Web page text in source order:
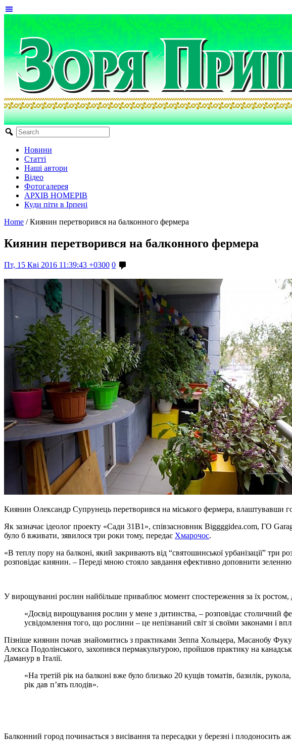
Новини
Статті
Наші автори
Відео
Фотогалерея
АРХІВ НОМЕРІВ
Куди піти в Ірпені
Home / Киянин перетворився на балконного фермера
Киянин перетворився на балконного фермера
Пт, 15 Кві 2016 11:39:43 +0300 0
Киянин Олександр Супрунець перетворився на міського фермера, влаштувавши
Як зазначає ідеолог проекту «Cади 31В1», співзасновник Biggggidea.com, ГО
було б вживати, зявилося три роки тому, передає Хмарочос.
«В теплу пору на балконі, який закривають від “святошинської урбанізації” три
розповідає киянин. – Переді мною стояло завдання ефективно доповнити зеленню
У вирощуванні рослин найбільше приваблює момент спостереження за їх ростом,
«Досвід вирощування рослин у мене з дитинства, – розповідає столичний
усвідомлення того, що рослини – це непізнаний світ зі своїми законами і
Пізніше киянин почав знайомитись з практиками Зеппа Хольцера, Масанобу
Алєкса Подолінського, захопився пермакультурою, пройшов практику на
Даманур в Італії.
«На третій рік на балконі вже було близько 20 кущів томатів, базилік,
рік дав п’ять плодів».
Балконний город починається з висівання та пересадки у березні і плодоносить